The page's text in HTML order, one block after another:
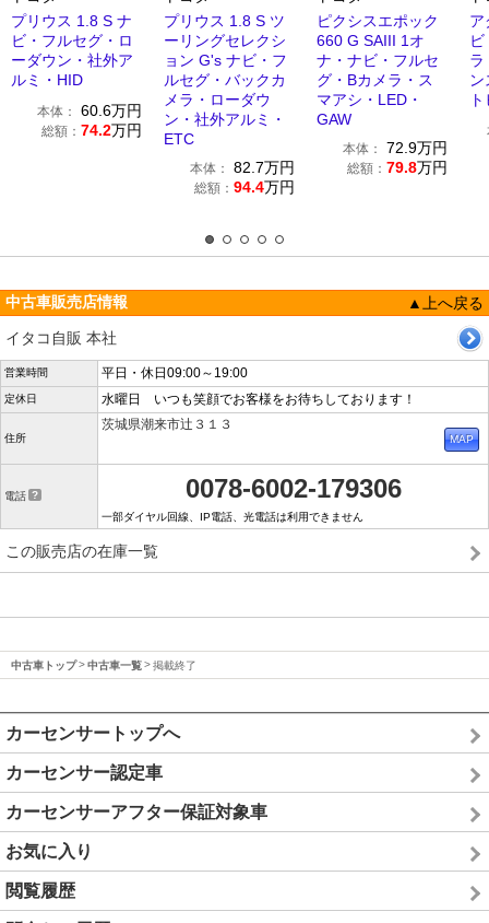
プリウス 1.8 S ナ
ビ・フルセグ・ロ
ーダウン・社外ア
ルミ・HID
本体： 60.6万円
総額： 74.2万円
プリウス 1.8 S ツ
ーリングセレクシ
ョン G's ナビ・フ
ルセグ・バックカ
メラ・ローダウ
ン・社外アルミ・
ETC
本体： 82.7万円
総額： 94.4万円
ピクシスエポック
660 G SAIII 1オ
ナ・ナビ・フルセ
グ・Bカメラ・ス
マアシ・LED・
GAW
本体： 72.9万円
総額： 79.8万円
ア
ラ
中古車販売店情報
▲上へ戻る
イタコ自販 本社
営業時間 平日・休日09:00～19:00
定休日 水曜日 いつも笑顔でお客様をお待ちしております！
住所
茨城県潮来市辻３１３
電話 0078-6002-179306
一部ダイヤル回線、IP電話、光電話は利用できません
この販売店の在庫一覧
中古車トップ 中古車一覧 掲載終了
カーセンサートップへ
カーセンサー認定車
カーセンサーアフター保証対象車
お気に入り
閲覧履歴